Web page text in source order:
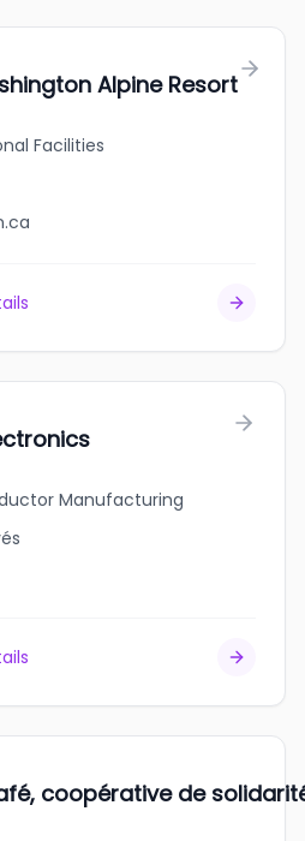
Alpine Resort
Facilities
Manufacturing
coopérative de